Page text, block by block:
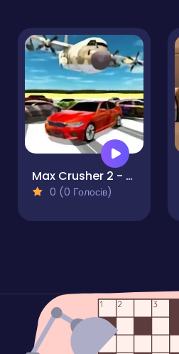
Max Crusher 2 - Destruction Drift and Racing!
0 (0 Голосів)